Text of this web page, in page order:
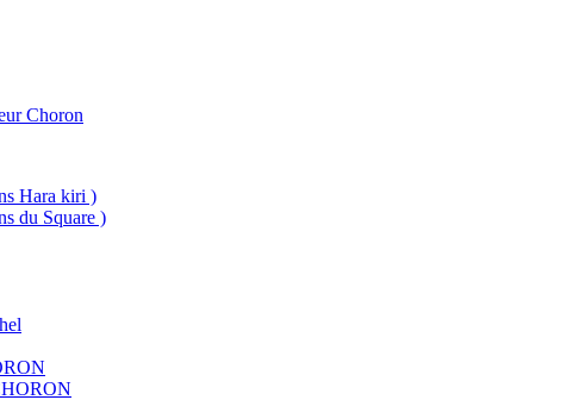
Choron
Hara kiri )
du Square )